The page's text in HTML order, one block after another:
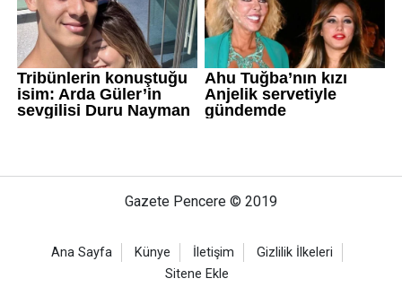
Gazete Pencere © 2019
Ana Sayfa Künye İletişim
Gizlilik İlkeleri
Sitene Ekle